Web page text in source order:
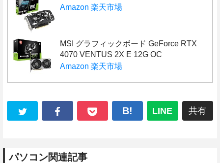
Amazon 楽天市場
MSI グラフィックボード GeForce RTX
4070 VENTUS 2X E 12G OC
Amazon 楽天市場
B! LINE 共有
パソコン関連記事